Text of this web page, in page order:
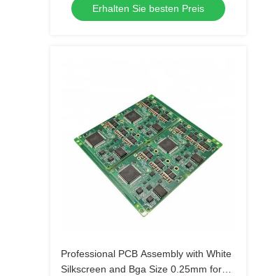
Erhalten Sie besten Preis
Professional PCB Assembly with White
Silkscreen and Bga Size 0.25mm for